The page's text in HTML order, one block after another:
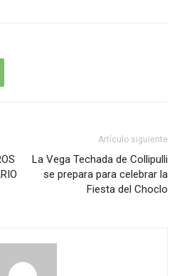
Artículo siguiente
La Vega Techada de Collipulli
se prepara para celebrar la
Fiesta del Choclo